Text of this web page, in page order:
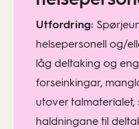
Utfordring:
helsepersonell og/
låg deltaking og
forseinkingar,
utover
haldningane til